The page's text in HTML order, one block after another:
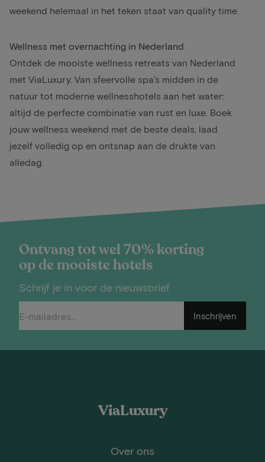
weekend helemaal in het teken staat van quality time.
Wellness met overnachting in Nederland
Ontdek de mooiste wellness retreats van Nederland
met ViaLuxury. Van sfeervolle spa’s midden in de
natuur tot moderne wellnesshotels aan het water:
altijd de perfecte combinatie van rust en luxe. Boek
jouw wellness weekend met de beste deals, laad
jezelf volledig op en ontsnap aan de drukte van
alledag.
Ontvang tot wel 70% korting
op de mooiste hotels
Schrijf je in voor de nieuwsbrief
Inschrijven
ViaLuxury
Over ons